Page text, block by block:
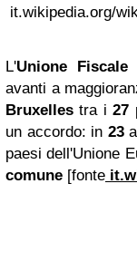
it.wikipedia.org/
L'Unione Fiscale
avanti a
Bruxelles tra i27
un accordo: in 23
paesi dell'Unione
comune [fonte